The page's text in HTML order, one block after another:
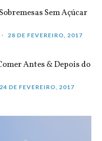
Sem Açúcar
28 DE FEVEREIRO, 2017
Antes & Depois do
24 DE FEVEREIRO, 2017